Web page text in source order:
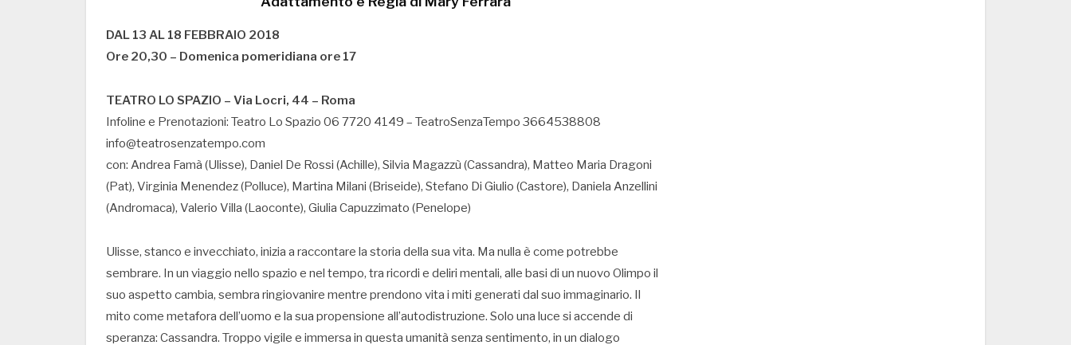
DAL 13 AL 18 FEBBRAIO 2018
Ore 20,30 – Domenica pomeridiana ore 17
TEATRO LO SPAZIO – Via Locri, 44 – Roma
Infoline e Prenotazioni: Teatro Lo Spazio 06 7720 4149 – TeatroSenzaTempo 3664538808
info@teatrosenzatempo.com
con: Andrea Famà (Ulisse), Daniel De Rossi (Achille), Silvia Magazzù (Cassandra), Matteo Maria Dragoni
(Pat), Virginia Menendez (Polluce), Martina Milani (Briseide), Stefano Di Giulio (Castore), Daniela Anzellini
(Andromaca), Valerio Villa (Laoconte), Giulia Capuzzimato (Penelope)
Ulisse, stanco e invecchiato, inizia a raccontare la storia della sua vita. Ma nulla è come potrebbe
sembrare. In un viaggio nello spazio e nel tempo, tra ricordi e deliri mentali, alle basi di un nuovo Olimpo il
suo aspetto cambia, sembra ringiovanire mentre prendono vita i miti generati dal suo immaginario. Il
mito come metafora dell’uomo e la sua propensione all’autodistruzione. Solo una luce si accende di
speranza: Cassandra. Troppo vigile e immersa in questa umanità senza sentimento, in un dialogo